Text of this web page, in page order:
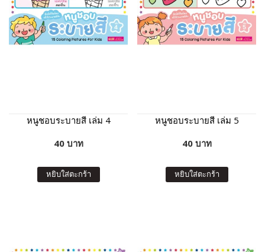
หนูชอบระบายสี เล่ม 4
40 บาท
หยิบใส่ตะกร้า
หนูชอบระบายสี เล่ม 5
40 บาท
หยิบใส่ตะกร้า